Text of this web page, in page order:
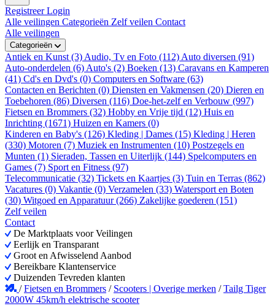
RegistreerLogin
Alle veilingen Categorieën Zelf veilen Contact
Alle veilingen
Categorieën
Antiek en Kunst (3) Audio, Tv en Foto (112) Auto diversen (91)
Auto-onderdelen (6) Auto's (2) Boeken (13) Caravans en Kamperen
(41) Cd's en Dvd's (0) Computers en Software (63)
Contacten en Berichten (0) Diensten en Vakmensen (20) Dieren en
Toebehoren (86) Diversen (116) Doe-het-zelf en Verbouw (997)
Fietsen en Brommers (32) Hobby en Vrije tijd (12) Huis en
Inrichting (1671) Huizen en Kamers (0)
Kinderen en Baby's (126) Kleding | Dames (15) Kleding | Heren
(330) Motoren (7) Muziek en Instrumenten (10) Postzegels en
Munten (1) Sieraden, Tassen en Uiterlijk (144) Spelcomputers en
Games (7) Sport en Fitness (97)
Telecommunicatie (32) Tickets en Kaartjes (3) Tuin en Terras (862)
Vacatures (0) Vakantie (0) Verzamelen (33) Watersport en Boten
(30) Witgoed en Apparatuur (266) Zakelijke goederen (151)
Zelf veilen
Contact
De Marktplaats voor Veilingen
Eerlijk en Transparant
Groot en Afwisselend Aanbod
Bereikbare Klantenservice
Duizenden Tevreden klanten
/Fietsen en Brommers / Scooters | Overige merken /Tailg Tiger
2000W 45km/h elektrische scooter